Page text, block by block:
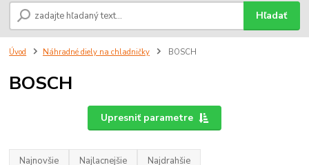
Hľadať
Úvod Náhradné diely na chladničky BOSCH
BOSCH
Upresniť parametre
Najnovšie Najlacnejšie Najdrahšie